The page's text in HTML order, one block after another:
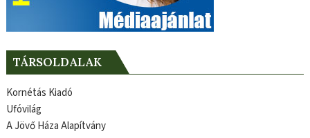
TÁRSOLDALAK
Kornétás Kiadó
Ufóvilág
A Jövő Háza Alapítvány